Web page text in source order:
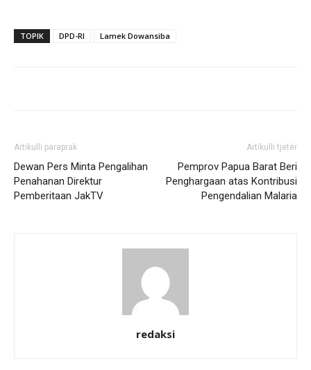
TOPIK DPD-RI Lamek Dowansiba
Artikulli paraprak
Dewan Pers Minta Pengalihan
Penahanan Direktur
Pemberitaan JakTV
Artikulli tjetër
Pemprov Papua Barat Beri
Penghargaan atas Kontribusi
Pengendalian Malaria
redaksi